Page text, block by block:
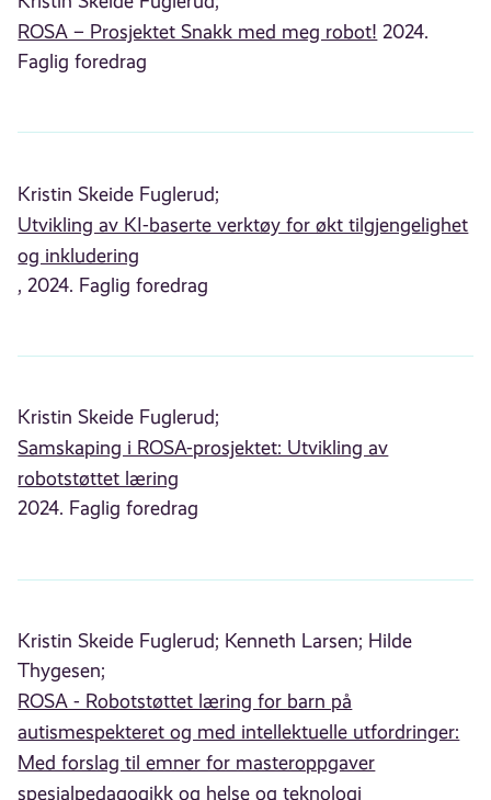
ROSA – Prosjektet Snakk med meg robot! 2024.
Faglig foredrag
Kristin Skeide Fuglerud;
Utvikling av KI-baserte verktøy for økt tilgjengelighet
og inkludering
, 2024. Faglig foredrag
Kristin Skeide Fuglerud;
Samskaping i ROSA-prosjektet: Utvikling av
robotstøttet læring
2024. Faglig foredrag
Kristin Skeide Fuglerud; Kenneth Larsen; Hilde
Thygesen;
ROSA - Robotstøttet læring for barn på
autismespekteret og med intellektuelle utfordringer:
Med forslag til emner for masteroppgaver
spesialpedagogikk og helse og teknologi